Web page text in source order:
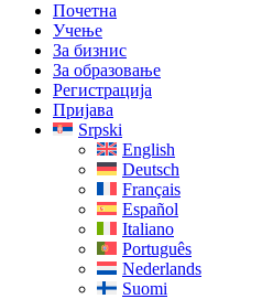
Почетна
Учење
За бизнис
За образовање
Регистрација
Пријава
Srpski
English
Deutsch
Français
Español
Italiano
Português
Nederlands
Suomi